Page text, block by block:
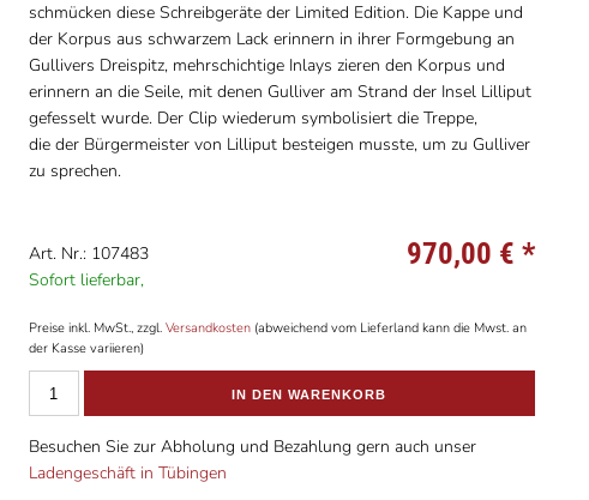
schmücken diese Schreibgeräte der Limited Edition. Die Kappe und
der Korpus aus schwarzem Lack erinnern in ihrer Formgebung an
Gullivers Dreispitz, mehrschichtige Inlays zieren den Korpus und
erinnern an die Seile, mit denen Gulliver am Strand der Insel Lilliput
gefesselt wurde. Der Clip wiederum symbolisiert die Treppe,
die der Bürgermeister von Lilliput besteigen musste, um zu Gulliver
zu sprechen.
Art. Nr.: 107483
Sofort lieferbar,
970,00 € *
Preise inkl. MwSt., zzgl. Versandkosten(abweichend vom Lieferland kann die Mwst. an
der Kasse variieren)
IN DEN WARENKORB
Besuchen Sie zur Abholung und Bezahlung gern auch unser
Ladengeschäft in Tübingen